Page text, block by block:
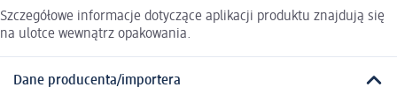
Szczegółowe informacje dotyczące aplikacji produktu znajdują się
na ulotce wewnątrz opakowania.
Dane producenta/importera